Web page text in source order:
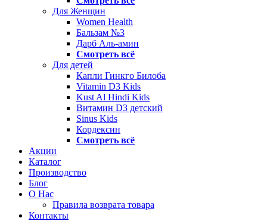
Для Женщин
Women Health
Бальзам №3
Дарб Аль-амин
Смотреть всё
Для детей
Капли Гинкго Билоба
Vitamin D3 Kids
Kust Al Hindi Kids
Витамин D3 детский
Sinus Kids
Кордексин
Смотреть всё
Акции
Каталог
Производство
Блог
О Нас
Правила возврата товара
Контакты